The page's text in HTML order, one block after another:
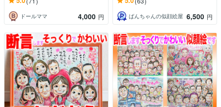
ドールママ 4,000 円 ばんちゃんの似顔絵屋 6,500 円